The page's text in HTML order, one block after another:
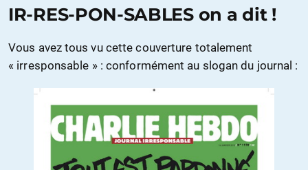
IR-RES-PON-SABLES on a dit !
Vous avez tous vu cette couverture totalement
« irresponsable » : conformément au slogan du journal :